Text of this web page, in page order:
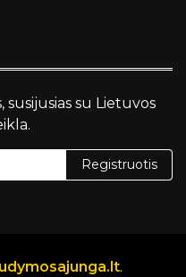
susijusias su Lietuvos
Registruotis
.